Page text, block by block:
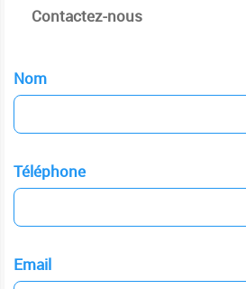
Contactez-nous
Nom
Téléphone
Email